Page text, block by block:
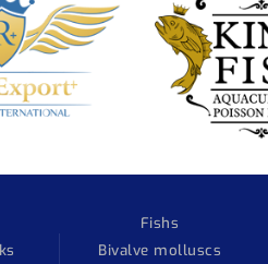
Fishs
Bivalve molluscs